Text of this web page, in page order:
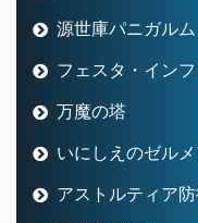
源世庫パニガルム
フェスタ・イン
万魔の塔
いにしえのゼル
アストルティア